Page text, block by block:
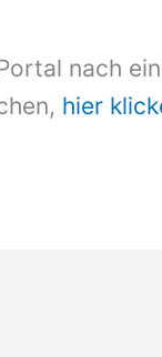
nach
hier